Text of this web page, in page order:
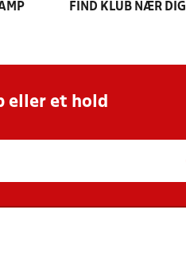
FIND KLUB NÆR DIG
eller et hold